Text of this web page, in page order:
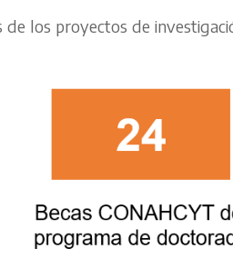
los proyectos de